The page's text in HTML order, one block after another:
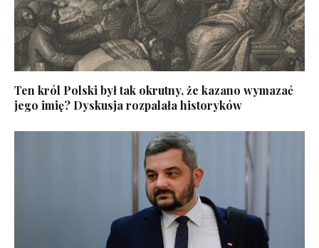
Ten król Polski był tak okrutny, że kazano wymazać
jego imię? Dyskusja rozpalała historyków